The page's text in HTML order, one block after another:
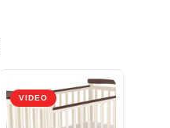
VIDEO